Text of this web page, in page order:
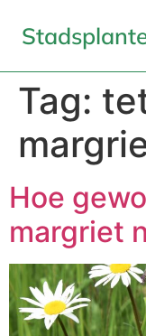
Tag:
Hoe
margriet